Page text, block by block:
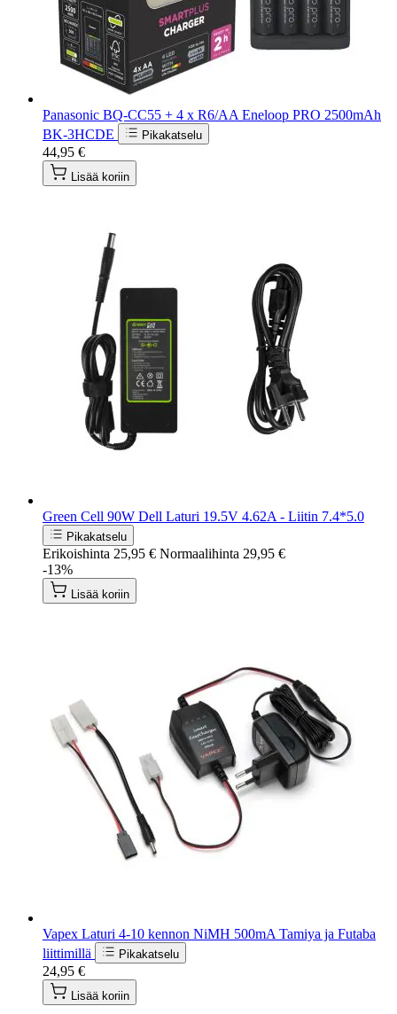
Panasonic BQ-CC55 + 4 x R6/AA Eneloop PRO 2500mAh
BK-3HCDE
Pikakatselu
44,95 €
Lisää koriin
Green Cell 90W Dell Laturi 19.5V 4.62A - Liitin 7.4*5.0
Pikakatselu
Erikoishinta 25,95 € Normaalihinta 29,95 €
-13%
Lisää koriin
Vapex Laturi 4-10 kennon NiMH 500mA Tamiya ja Futaba
liittimillä
Pikakatselu
24,95 €
Lisää koriin